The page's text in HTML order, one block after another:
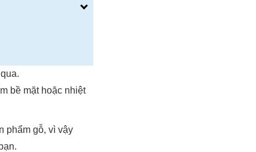
bề mặt hoặc nhiệt
phẩm gỗ, vì vậy